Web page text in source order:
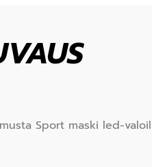
Sport maski led-